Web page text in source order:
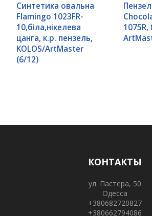
Синтетика овальна
Flamingo 1023FR-
10,біла,нікелева
цанга, к.р. пензель,
KOLOS/ArtMaster
(6/12)
КОНТАКТЫ
ул. Пастера, 50
Одесса
+380682720827
+380662794086